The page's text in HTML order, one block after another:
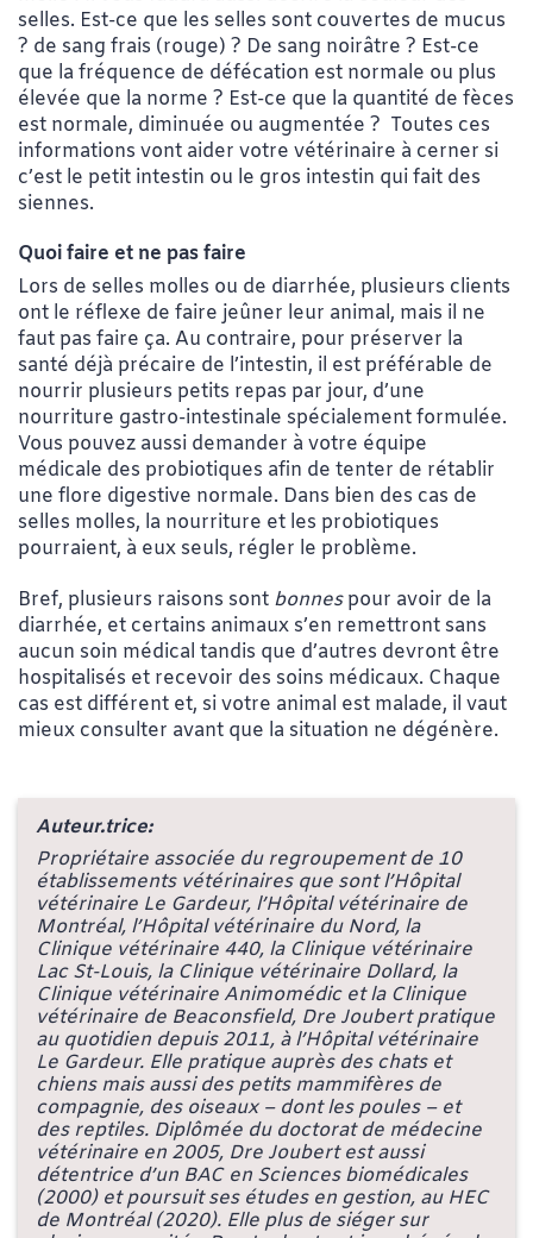
selles. Est-ce que les selles sont couvertes de mucus
? de sang frais (rouge) ? De sang noirâtre ? Est-ce
que la fréquence de défécation est normale ou plus
élevée que la norme ? Est-ce que la quantité de fèces
est normale, diminuée ou augmentée ? Toutes ces
informations vont aider votre vétérinaire à cerner si
c’est le petit intestin ou le gros intestin qui fait des
siennes.
Quoi faire et ne pas faire
Lors de selles molles ou de diarrhée, plusieurs clients
ont le réflexe de faire jeûner leur animal, mais il ne
faut pas faire ça. Au contraire, pour préserver la
santé déjà précaire de l’intestin, il est préférable de
nourrir plusieurs petits repas par jour, d’une
nourriture gastro-intestinale spécialement formulée.
Vous pouvez aussi demander à votre équipe
médicale des probiotiques afin de tenter de rétablir
une flore digestive normale. Dans bien des cas de
selles molles, la nourriture et les probiotiques
pourraient, à eux seuls, régler le problème.
Bref, plusieurs raisons sont bonnespour avoir de la
diarrhée, et certains animaux s’en remettront sans
aucun soin médical tandis que d’autres devront être
hospitalisés et recevoir des soins médicaux. Chaque
cas est différent et, si votre animal est malade, il vaut
mieux consulter avant que la situation ne dégénère.
Auteur.trice:
Propriétaire associée du regroupement de 10
établissements vétérinaires que sont l’Hôpital
vétérinaire Le Gardeur, l’Hôpital vétérinaire de
Montréal, l’Hôpital vétérinaire du Nord, la
Clinique vétérinaire 440, la Clinique vétérinaire
Lac St-Louis, la Clinique vétérinaire Dollard, la
Clinique vétérinaire Animomédic et la Clinique
vétérinaire de Beaconsfield, Dre Joubert pratique
au quotidien depuis 2011, à l’Hôpital vétérinaire
Le Gardeur. Elle pratique auprès des chats et
chiens mais aussi des petits mammifères de
compagnie, des oiseaux – dont les poules – et
des reptiles. Diplômée du doctorat de médecine
vétérinaire en 2005, Dre Joubert est aussi
détentrice d’un BAC en Sciences biomédicales
(2000) et poursuit ses études en gestion, au HEC
de Montréal (2020). Elle plus de siéger sur